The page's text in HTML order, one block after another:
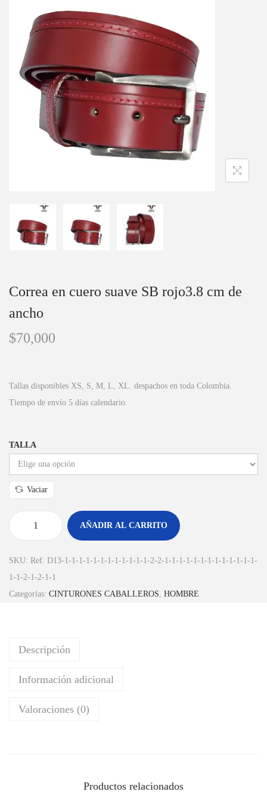
Correa en cuero suave SB rojo3.8 cm de
ancho
$70,000
Tallas disponibles XS, S, M, L, XL. despachos en toda Colombia.
Tiempo de envío 5 días calendario.
TALLA
Vaciar
AÑADIR AL CARRITO
SKU: Ref. D13-1-1-1-1-1-1-1-1-1-1-1-1-2-2-1-1-1-1-1-1-1-1-1-1-1-1-1-
1-1-2-1-2-1-1
Categorías: CINTURONES CABALLEROS, HOMBRE
Descripción
Información adicional
Valoraciones (0)
Productos relacionados